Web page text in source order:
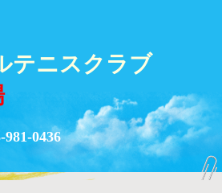
テニスクラブ
0436